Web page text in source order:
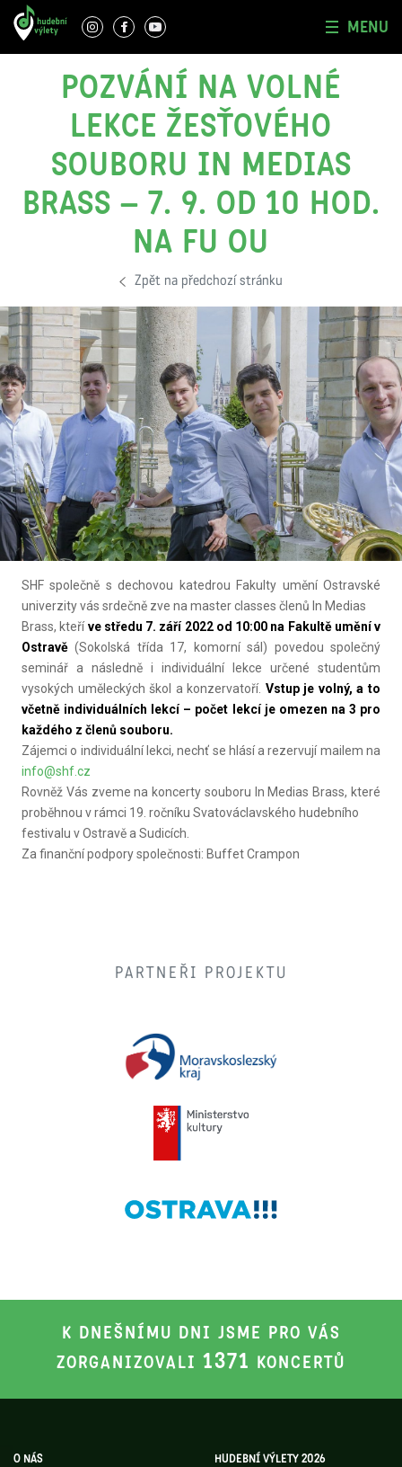
MENU
POZVÁNÍ NA VOLNÉ
LEKCE ŽESŤOVÉHO
SOUBORU IN MEDIAS
BRASS – 7. 9. OD 10 HOD.
NA FU OU
Zpět na předchozí stránku
SHF společně s dechovou katedrou Fakulty umění Ostravské
univerzity vás srdečně zve na master classes členů In Medias
Brass, kteříve středu 7. září 2022 od 10:00 na Fakultě umění v
Ostravě (Sokolská třída 17, komorní sál) povedou společný
seminář a následně i individuální lekce určené studentům
vysokých uměleckých škol a konzervatoří. Vstup je volný, a to
včetně individuálních lekcí – počet lekcí je omezen na 3 pro
každého z členů souboru.
Zájemci o individuální lekci, nechť se hlásí a rezervují mailem na
info@shf.cz
Rovněž Vás zveme na koncerty souboru In Medias Brass, které
proběhnou v rámci 19. ročníku Svatováclavského hudebního
festivalu v Ostravě a Sudicích.
Za finanční podpory společnosti: Buffet Crampon
PARTNEŘI PROJEKTU
K DNEŠNÍMU DNI JSME PRO VÁS
ZORGANIZOVALI 1371 KONCERTŮ
O NÁS HUDEBNÍ VÝLETY 2026